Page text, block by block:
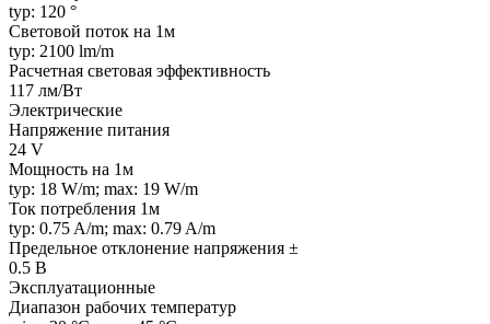
typ: 120 °
Световой поток на 1м
typ: 2100 lm/m
Расчетная световая эффективность
117 лм/Вт
Электрические
Напряжение питания
24 V
Мощность на 1м
typ: 18 W/m; max: 19 W/m
Ток потребления 1м
typ: 0.75 A/m; max: 0.79 A/m
Предельное отклонение напряжения ±
0.5 В
Эксплуатационные
Диапазон рабочих температур